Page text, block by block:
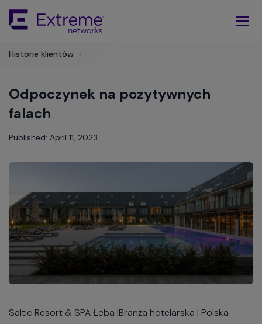
Main
Historie klientów >
Odpoczynek na pozytywnych
falach
Published: April 11, 2023
Saltic Resort & SPA Łeba |Branża hotelarska | Polska